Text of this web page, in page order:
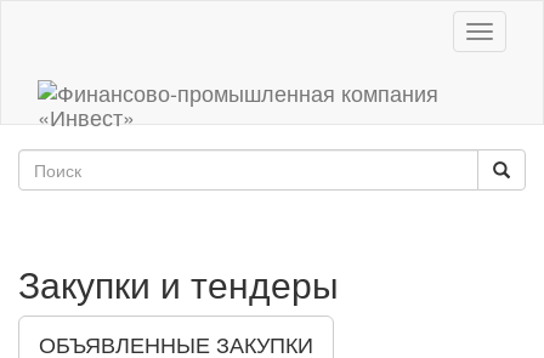
Toggle
Закупки и тендеры
ОБЪЯВЛЕННЫЕ ЗАКУПКИ